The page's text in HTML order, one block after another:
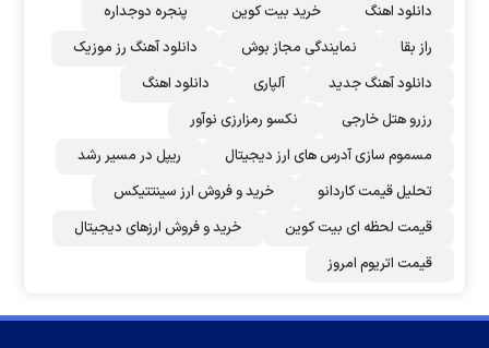
دانلود اهنگ خرید بیت کوین
پنجره دوجداره
راز بقا
نمایندگی مجاز بوش
دانلود آهنگ رز‌ موزیک
دانلود آهنگ جدید
آلپاری
دانلود اهنگ
رزرو هتل خارجی
نکسو رمزارزی نوآور
مسموم سازی آدرس های ارز دیجیتال
ریپل در مسیر رشد
تحلیل قیمت کاردانو
خرید و فروش ارز سینتتیکس
قیمت لحظه ای بیت کوین
خرید و فروش ارزهای دیجیتال
قیمت اتریوم امروز